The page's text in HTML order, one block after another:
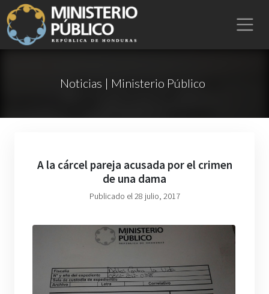
Noticias | Ministerio Público
A la cárcel pareja acusada por el crimen
de una dama
Publicado el 28 julio, 2017